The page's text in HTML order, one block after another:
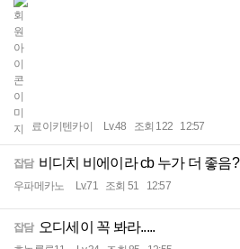
료이키텐카이 Lv.48 조회 122 12:57
잡담 비디치 비에이라 cb 누가 더 좋음?
우파메카노 Lv.71 조회 51 12:57
잡담 오디세이 꼭 봐라.....